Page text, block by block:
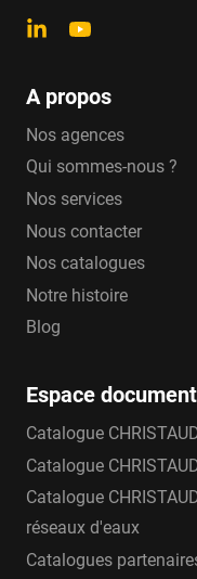
A propos
Nos agences
Qui sommes-nous ?
Nos services
Nous contacter
Nos catalogues
Notre histoire
Blog
Espace
Catalogue
Catalogue
Catalogue
réseaux d'eaux
Catalogues